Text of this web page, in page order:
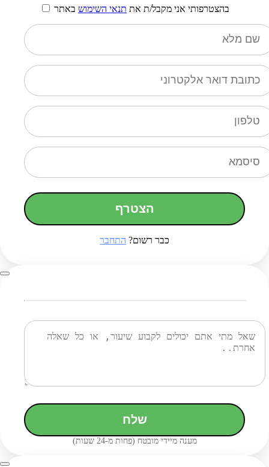
בהצטרפותי אני מקבל/ת את תנאי השימוש באתר
הצטרף
כבר רשום? התחבר
שלח
מענה מיידי מובטח (פחות מ-24 שעות)